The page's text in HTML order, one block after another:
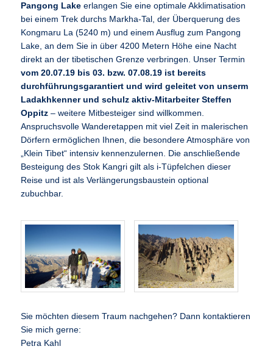
Pangong Lake erlangen Sie eine optimale Akklimatisation
bei einem Trek durchs Markha-Tal, der Überquerung des
Kongmaru La (5240 m) und einem Ausflug zum Pangong
Lake, an dem Sie in über 4200 Metern Höhe eine Nacht
direkt an der tibetischen Grenze verbringen. Unser Termin
vom 20.07.19 bis 03. bzw. 07.08.19 ist bereits
durchführungsgarantiert und wird geleitet von unserm
Ladakhkenner und schulz aktiv-Mitarbeiter Steffen
Oppitz – weitere Mitbesteiger sind willkommen.
Anspruchsvolle Wanderetappen mit viel Zeit in malerischen
Dörfern ermöglichen Ihnen, die besondere Atmosphäre von
„Klein Tibet“ intensiv kennenzulernen. Die anschließende
Besteigung des Stok Kangri gilt als i-Tüpfelchen dieser
Reise und ist als Verlängerungsbaustein optional
zubuchbar.
Sie möchten diesem Traum nachgehen? Dann kontaktieren
Sie mich gerne:
Petra Kahl